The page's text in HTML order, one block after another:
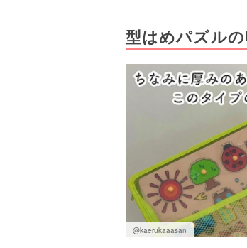
型はめパズル
@kaerukaaasan